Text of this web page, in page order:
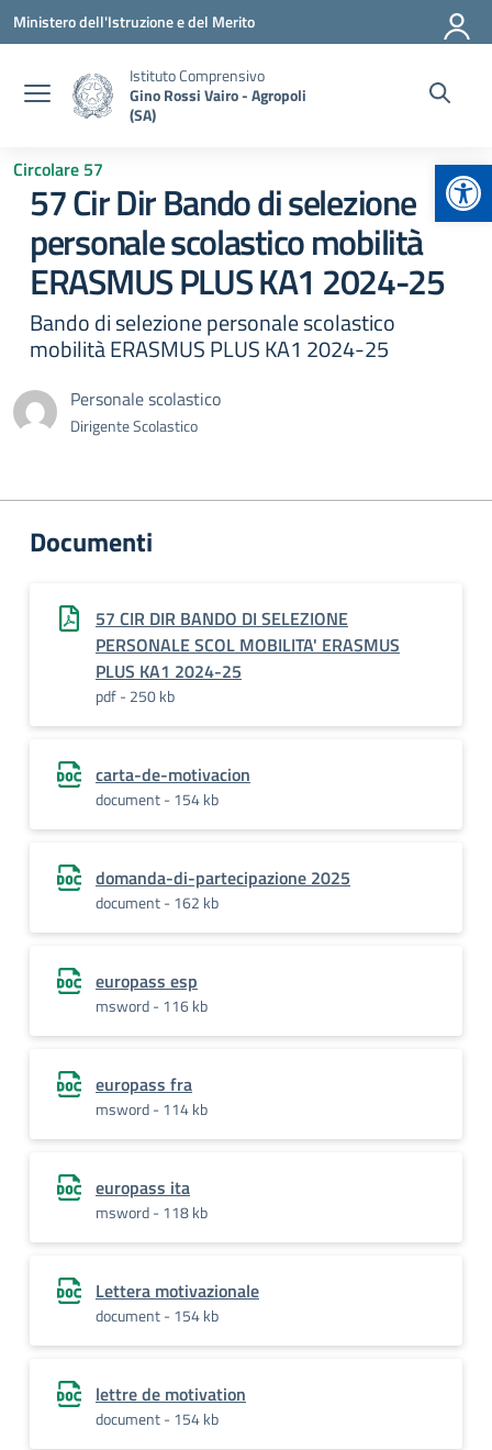
Vai ai contenuti
Vai al menu di navigazione
Vai al footer
Ministero dell'Istruzione e del Merito
Istituto Comprensivo
Gino Rossi Vairo - Agropoli
(SA)
Circolare 57
57 Cir Dir Bando di selezione
personale scolastico mobilità
ERASMUS PLUS KA1 2024-25
Bando di selezione personale scolastico
mobilità ERASMUS PLUS KA1 2024-25
Personale scolastico
Dirigente Scolastico
Documenti
57 CIR DIR BANDO DI SELEZIONE
PERSONALE SCOL MOBILITA' ERASMUS
PLUS KA1 2024-25
pdf - 250 kb
carta-de-motivacion
document - 154 kb
domanda-di-partecipazione 2025
document - 162 kb
europass esp
msword - 116 kb
europass fra
msword - 114 kb
europass ita
msword - 118 kb
Lettera motivazionale
document - 154 kb
lettre de motivation
document - 154 kb